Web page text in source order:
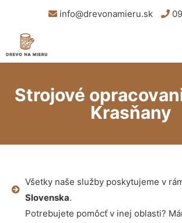
info@drevonamieru.sk
Strojové
Krasňany
Všetky naše služby poskytujeme v
Slovenska.
Potrebujete pomôcť v inej oblasti?